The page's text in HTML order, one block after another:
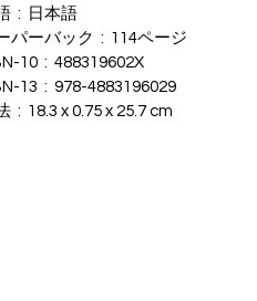
言語 ‏ : ‎ 日本語
ペーパーバック ‏ : ‎ 114ページ
ISBN-10 ‏ : ‎ 488319602X
ISBN-13 ‏ : ‎ 978-4883196029
寸法 ‏ : ‎ 18.3 x 0.75 x 25.7 cm